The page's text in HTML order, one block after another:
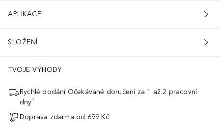
APLIKACE
SLOŽENÍ
TVOJE VÝHODY
Rychlé dodání Očekávané doručení za 1 až 2 pracovní
dny¹
Doprava zdarma od 699 Kč